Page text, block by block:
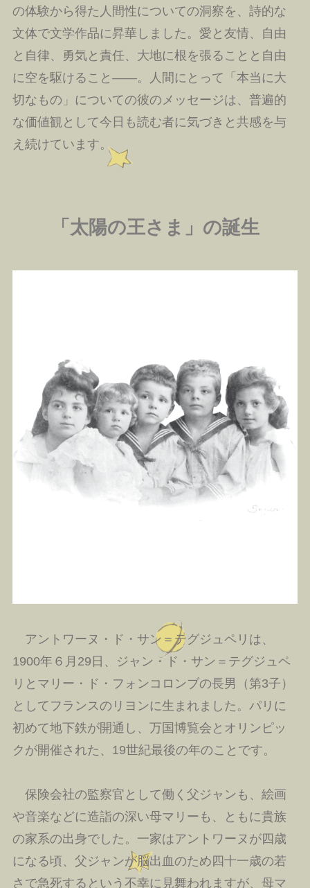
の体験から得た人間性についての洞察を、詩的な
文体で文学作品に昇華しました。愛と友情、自由
と自律、勇気と責任、大地に根を張ることと自由
に空を駆けること――。人間にとって「本当に大
切なもの」についての彼のメッセージは、普遍的
な価値観として今日も読む者に気づきと共感を与
え続けています。
「太陽の王さま」の誕生
アントワーヌ・ド・サン＝テグジュペリは、
1900年６月29日、ジャン・ド・サン＝テグジュペ
リとマリー・ド・フォンコロンブの長男（第3子）
としてフランスのリヨンに生まれました。パリに
初めて地下鉄が開通し、万国博覧会とオリンピッ
クが開催された、19世紀最後の年のことです。
保険会社の監察官として働く父ジャンも、絵画
や音楽などに造詣の深い母マリーも、ともに貴族
の家系の出身でした。一家はアントワーヌが四歳
になる頃、父ジャンが脳出血のため四十一歳の若
さで急死するという不幸に見舞われますが、母マ